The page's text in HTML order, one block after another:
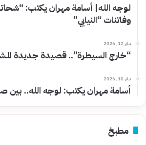
لوجه الله| أسامة مهران يكتب:
وفاتنات “النيابي”
يناير 12, 2026
“خارج السيطرة”.. قصيدة جديدة
يناير 10, 2026
أسامة مهران يكتب: لوجه الله.. بين
مطبخ